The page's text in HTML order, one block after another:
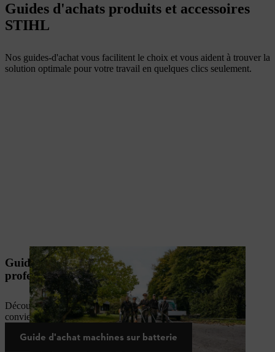
Guides d'achats produits et accessoires
STIHL
Nos guides-d'achat vous facilitent le choix et vous aident à trouver la
solution optimale pour votre travail en quelques clics seulement.
Guide d'achat machines sur batterie pour les
professionnels
Découvrez quels outils à batterie et quelles solutions de charge
conviennent à vos tâches et à votre entreprise.
Guide d'achat machines sur batterie